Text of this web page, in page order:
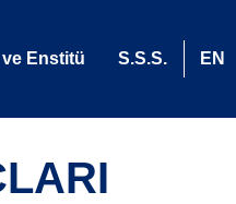
ve Enstitü S.S.S. EN